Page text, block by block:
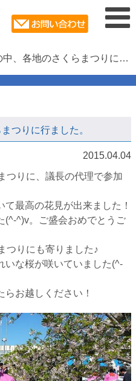
各地のさくらまつりに行ました。
つりに行ました。
2015.04.04
つりに、議長の代理で参加
最高の花見が出来ました！
(^-^)v。ご盛会おめでとうご
つりにも寄りました♪
いな桜が咲いていました(^-
お越しください！